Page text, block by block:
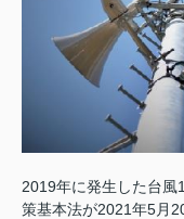
2019年に発生した台
策基本法が2021年5月